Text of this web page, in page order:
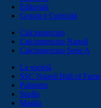
Editoriali
Gossip e Curiosità
Calciomercato
Calciomercato Napoli
Calciomercato Serie A
La società
SSC Napoli Hall of Fame
Palmares
Stadio
Maglia